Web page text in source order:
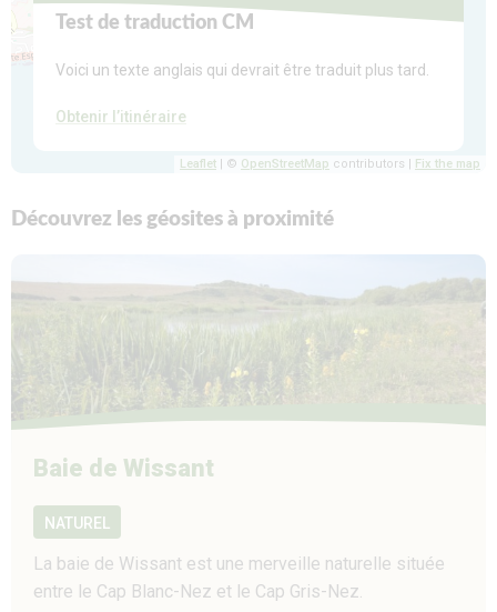
Test de traduction CM
Voici un texte anglais qui devrait être traduit plus tard.
Obtenir l’itinéraire
Leaflet | © OpenStreetMap contributors | Fix the map
Découvrez les géosites à proximité
Baie de Wissant
NATUREL
La baie de Wissant est une merveille naturelle située
entre le Cap Blanc-Nez et le Cap Gris-Nez.